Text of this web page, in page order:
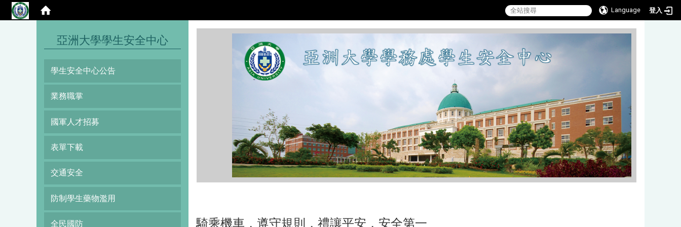
Language 登入
亞洲大學學生安全中心
學生安全中心公告
業務職掌
國軍人才招募
表單下載
交通安全
防制學生藥物濫用
全民國防 騎乘機車，遵守規則，禮讓平安，安全第一